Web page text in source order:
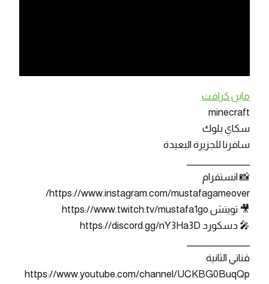
ماين كرافت
minecraft
سكاي بلوك
سافرنا للجزيرة البعيدة
📸 انستقرام
https://www.instagram.com/mustafagameover/
🎥 تويتش https://www.twitch.tv/mustafa1go
🎤 دسكورد https://discord.gg/nY3Ha3D
قناتي الثانية
https://www.youtube.com/channel/UCKBG0BuqQp